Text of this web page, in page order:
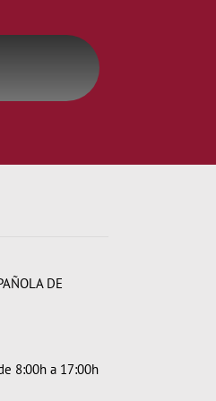
DE
8:00h a 17:00h